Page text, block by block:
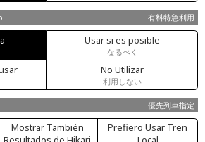
有料特急利用
Usar si es posible
なるべく
No Utilizar
利用しない
優先列車指定
Mostrar También
Prefiero Usar Tren